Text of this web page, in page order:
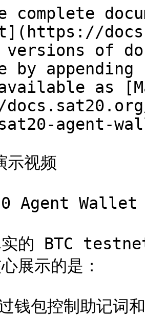
complete
versions of
by
as
agent-
视频
Agent Wallet
实的 BTC
展示的是：
钱包控制助记词